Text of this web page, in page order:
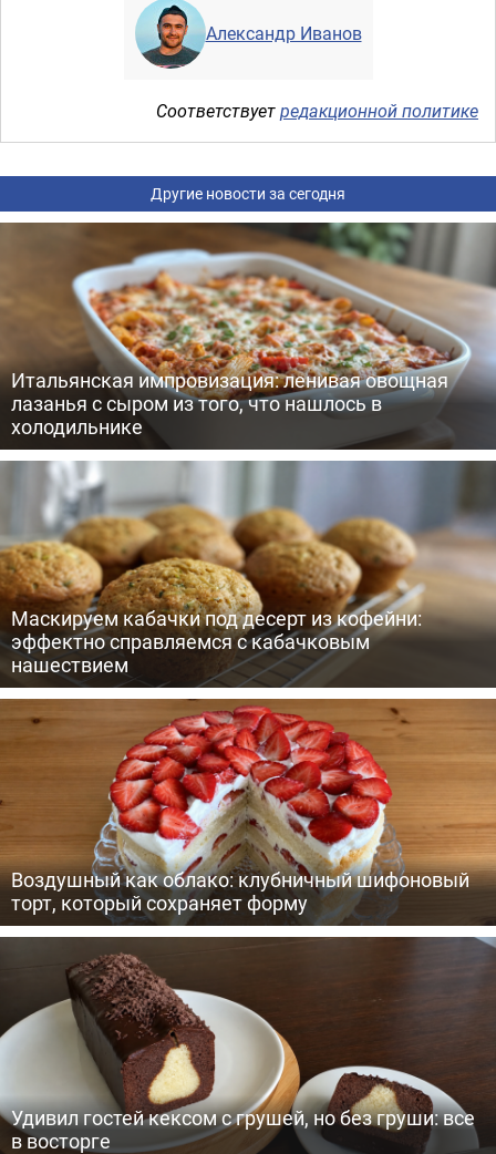
Александр Иванов
Соответствуетредакционной политике
Другие новости за сегодня
Итальянская импровизация: ленивая овощная
лазанья с сыром из того, что нашлось в
холодильнике
Маскируем кабачки под десерт из кофейни:
эффектно справляемся с кабачковым
нашествием
Воздушный как облако: клубничный шифоновый
торт, который сохраняет форму
Удивил гостей кексом с грушей, но без груши: все
в восторге